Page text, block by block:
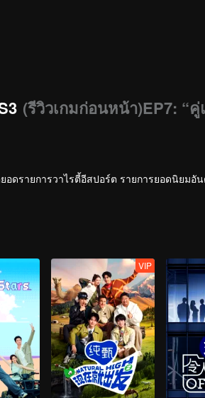
(รีวิวเกมก่อนหน้า)EP7: “
ยอดรายการวาไรตี้อีสปอร์ต รายการยอดนิยม
VIP